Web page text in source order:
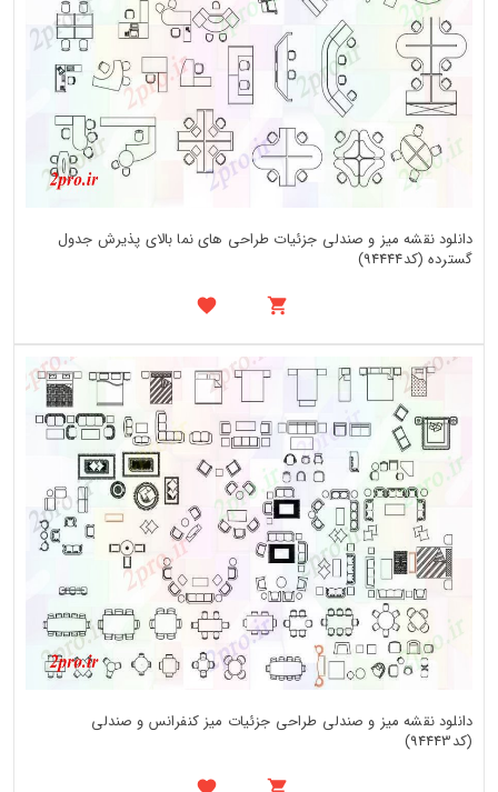
دانلود نقشه میز و صندلی جزئیات طراحی های نما بالای پذیرش جدول
گسترده (کد94444)
دانلود نقشه میز و صندلی طراحی جزئیات میز کنفرانس و صندلی
(کد94443)